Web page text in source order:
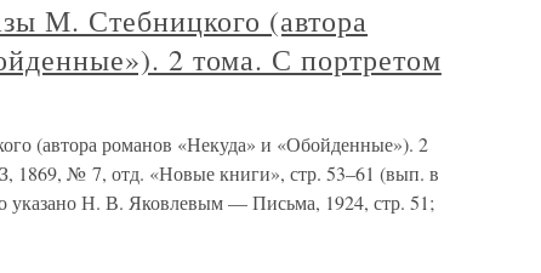
М. Стебницкого (автора
2 тома. С портретом
(автора романов «Некуда» и «Обойденные»). 2
1869, № 7, отд. «Новые книги», стр. 53–61 (вып. в
указано Н. В. Яковлевым — Письма, 1924, стр. 51;